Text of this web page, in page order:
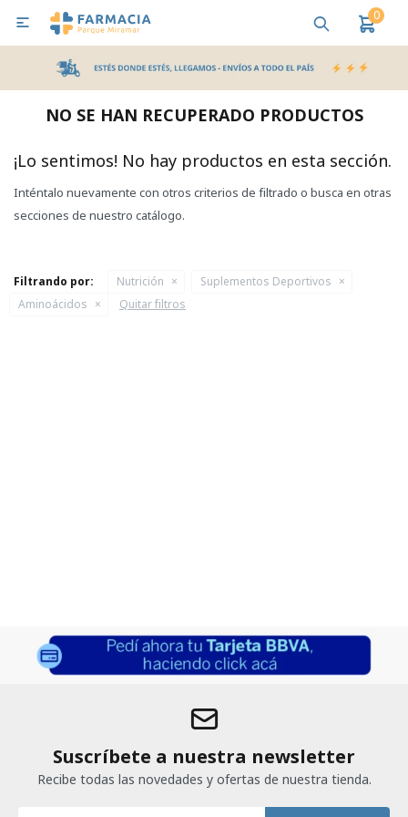
0

NO SE HAN RECUPERADO PRODUCTOS
¡Lo sentimos! No hay productos en esta sección.
Inténtalo nuevamente con otros criterios de filtrado o busca en otras
secciones de nuestro catálogo.
Filtrando por: Nutrición
Suplementos Deportivos
Aminoácidos
Quitar filtros
Suscríbete a nuestra newsletter
Recibe todas las novedades y ofertas de nuestra tienda.
MI CUENTA
Bebes y Maternidad Salud
Pañales y Toallitas
Lactancia y Nutrición
Higiene y Bienestar